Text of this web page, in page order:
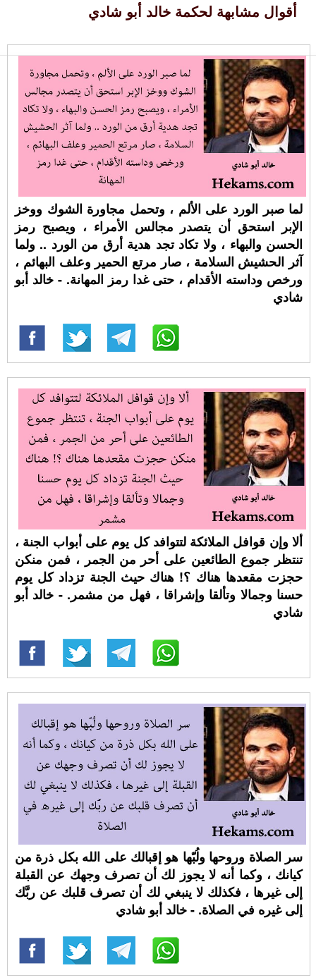
أقوال مشابهة لحكمة خالد أبو شادي
لما صبر الورد على الألم ، وتحمل مجاورة الشوك ووخز
الإبر استحق أن يتصدر مجالس الأمراء ، ويصبح رمز
الحسن والبهاء ، ولا تكاد تجد هدية أرق من الورد .. ولما
آثر الحشيش السلامة ، صار مرتع الحمير وعلف البهائم ،
ورخص وداسته الأقدام ، حتى غدا رمز المهانة. - خالد أبو
شادي
ألا وإن قوافل الملائكة لتتوافد كل يوم على أبواب الجنة ،
تنتظر جموع الطائعين على أحر من الجمر ، فمن منكن
حجزت مقعدها هناك ؟! هناك حيث الجنة تزداد كل يوم
حسنا وجمالا وتألقا وإشراقا ، فهل من مشمر. - خالد أبو
شادي
سر الصلاة وروحها ولُبّها هو إقبالك على الله بكل ذرة من
كيانك ، وكما أنه لا يجوز لك أن تصرف وجهك عن القبلة
إلى غيرها ، فكذلك لا ينبغي لك أن تصرف قلبك عن ربَّك
إلى غيره في الصلاة. - خالد أبو شادي